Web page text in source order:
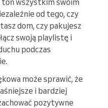
ton wszystkim swoim
od tego, czy
dom, czy pakujesz
swoją playlistę i
podczas
może sprawić, że
i bardziej
pozytywne